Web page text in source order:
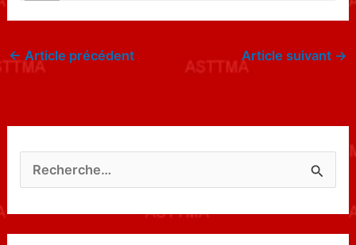
e
c
← Article précédent Article suivant →